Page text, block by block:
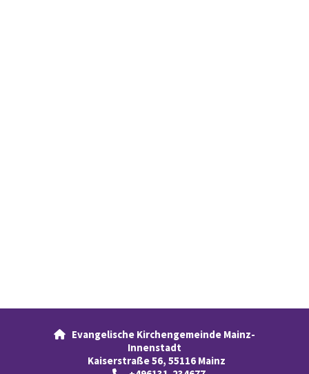

Evangelische Kirchengemeinde Mainz-
Innenstadt
Kaiserstraße 56, 55116 Mainz